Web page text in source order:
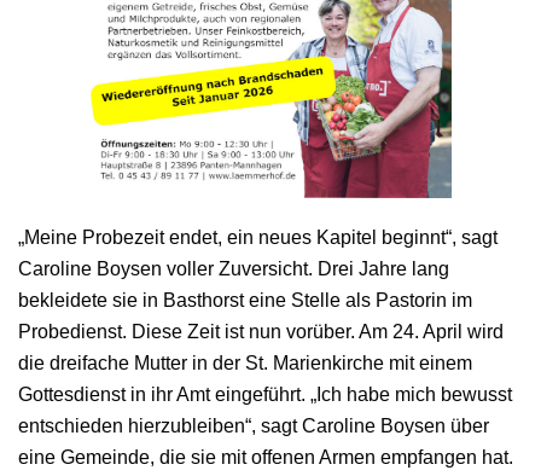
„Meine Probezeit endet, ein neues Kapitel beginnt“, sagt
Caroline Boysen voller Zuversicht. Drei Jahre lang
bekleidete sie in Basthorst eine Stelle als Pastorin im
Probedienst. Diese Zeit ist nun vorüber. Am 24. April wird
die dreifache Mutter in der St. Marienkirche mit einem
Gottesdienst in ihr Amt eingeführt. „Ich habe mich bewusst
entschieden hierzubleiben“, sagt Caroline Boysen über
eine Gemeinde, die sie mit offenen Armen empfangen hat.